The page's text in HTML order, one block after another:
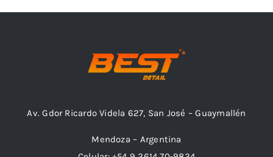
Av. Gdor Ricardo Videla 627, San José – Guaymallén
Mendoza – Argentina